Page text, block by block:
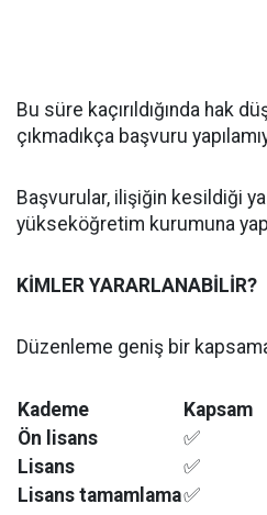
Bu süre kaçırıldığında hak
çıkmadıkça başvuru
Başvurular, ilişiğin kesildiği ya
yükseköğretim kurumuna
KİMLER YARARLANABİLİR?
Düzenleme geniş bir
Kademe
Kapsam
Ön lisans
✅
Lisans
✅
Lisans tamamlama✅